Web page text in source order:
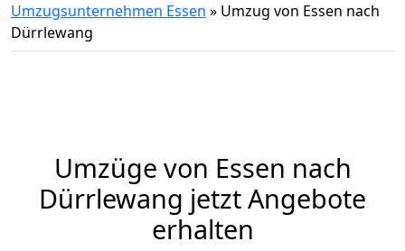
Umzugsunternehmen Essen » Umzug von Essen nach
Dürrlewang
Umzüge von Essen nach
Dürrlewang jetzt Angebote
erhalten